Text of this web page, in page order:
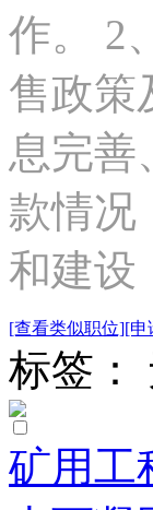
作。 2
售政策
息完善
款情况
和建设
[查看类似职位][申
标签：
矿用工